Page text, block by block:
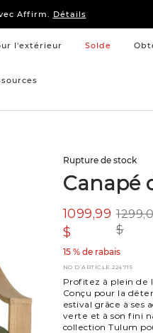
Affirm. Détails
à coucher
Affirm. Détails
l'extérieur Solde
Rupture de stock
Canapé
$
1099,99
$
15 % de rabais
NO D’ARTICLE 224715
Profitez à plein de
Conçu pour la
estival grâce à ses
verte et à son fini
collection Tulum